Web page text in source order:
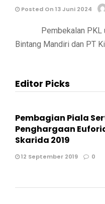
Posted On 13 Juni 2024
Pembekalan PKL
Bintang Mandiri dan PT
Editor Picks
Pembagian Piala
Penghargaan
Skarida 2019
12 September 2019 0